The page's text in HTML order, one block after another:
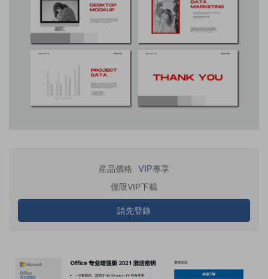
産品價格 VIP專享
僅限VIP下載
請先登錄